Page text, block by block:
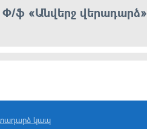
Փ/ֆ «Անվերջ վերադարձ»
կապ